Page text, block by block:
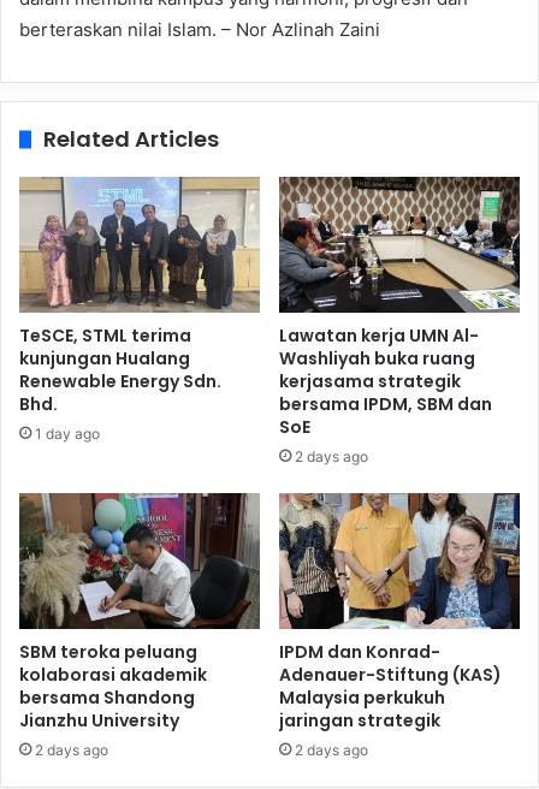
berteraskan nilai Islam. – Nor Azlinah Zaini
Related Articles
TeSCE, STML terima
kunjungan Hualang
Renewable Energy Sdn.
Bhd.
1 day ago
Lawatan kerja UMN Al-
Washliyah buka ruang
kerjasama strategik
bersama IPDM, SBM dan
SoE
2 days ago
SBM teroka peluang
kolaborasi akademik
bersama Shandong
Jianzhu University
2 days ago
IPDM dan Konrad-
Adenauer-Stiftung (KAS)
Malaysia perkukuh
jaringan strategik
2 days ago